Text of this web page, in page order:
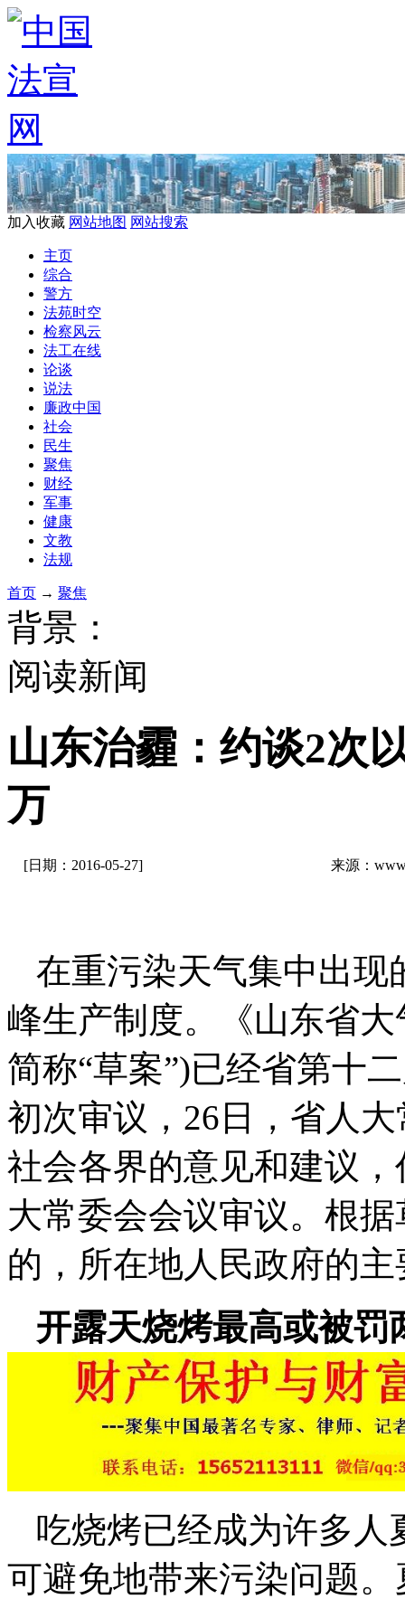
加入收藏 网站地图 网站搜索
主页
综合
警方
法苑时空
检察风云
法工在线
论谈
说法
廉政中国
社会
民生
聚焦
财经
军事
健康
文教
法规
首页 → 聚焦
背景：
阅读新闻
山东治霾：约谈2次
万
[日期：2016-05-27] 来源：
在重污染天气集中出现
峰生产制度。《山东省
简称“草案”)已经省第十
初次审议，26日，省人
社会各界的意见和建议
大常委会会议审议。根
的，所在地人民政府的
开露天烧烤最高或被罚
吃烧烤已经成为许多人
可避免地带来污染问题